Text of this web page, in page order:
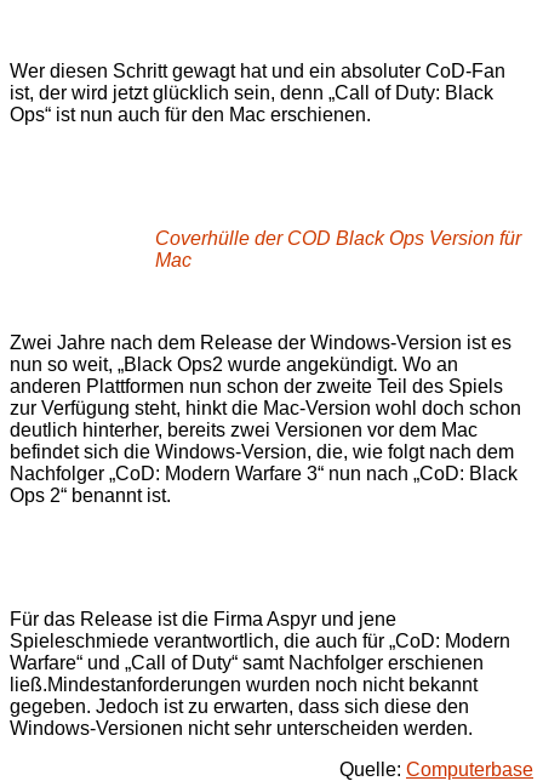
Wer diesen Schritt gewagt hat und ein absoluter CoD-Fan
ist, der wird jetzt glücklich sein, denn „Call of Duty: Black
Ops“ ist nun auch für den Mac erschienen.
Coverhülle der COD Black Ops Version für
Mac
Zwei Jahre nach dem Release der Windows-Version ist es
nun so weit, „Black Ops2 wurde angekündigt. Wo an
anderen Plattformen nun schon der zweite Teil des Spiels
zur Verfügung steht, hinkt die Mac-Version wohl doch schon
deutlich hinterher, bereits zwei Versionen vor dem Mac
befindet sich die Windows-Version, die, wie folgt nach dem
Nachfolger „CoD: Modern Warfare 3“ nun nach „CoD: Black
Ops 2“ benannt ist.
Für das Release ist die Firma Aspyr und jene
Spieleschmiede verantwortlich, die auch für „CoD: Modern
Warfare“ und „Call of Duty“ samt Nachfolger erschienen
ließ.Mindestanforderungen wurden noch nicht bekannt
gegeben. Jedoch ist zu erwarten, dass sich diese den
Windows-Versionen nicht sehr unterscheiden werden.
Quelle: Computerbase